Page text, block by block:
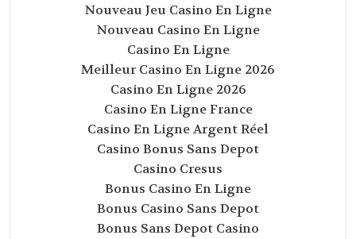
Nouveau Jeu Casino En Ligne
Nouveau Casino En Ligne
Casino En Ligne
Meilleur Casino En Ligne 2026
Casino En Ligne 2026
Casino En Ligne France
Casino En Ligne Argent Réel
Casino Bonus Sans Depot
Casino Cresus
Bonus Casino En Ligne
Bonus Casino Sans Depot
Bonus Sans Depot Casino